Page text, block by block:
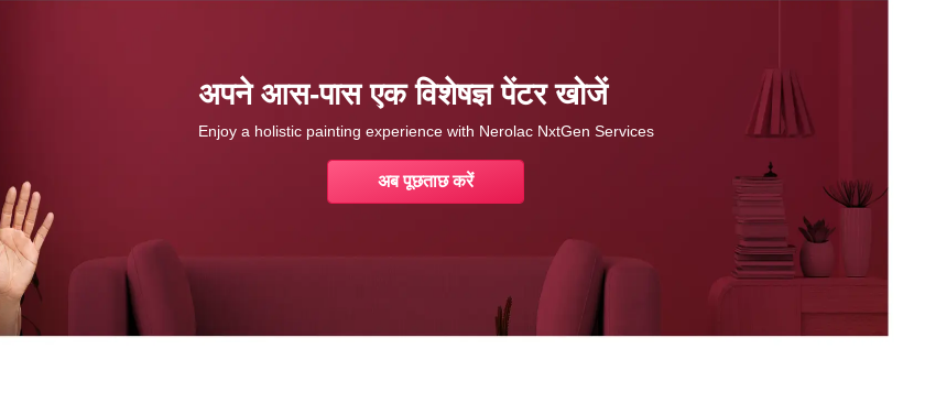
अपने आस-पास एक विशेषज्ञ पेंटर खोजें
Enjoy a holistic painting experience with Nerolac NxtGen Services
अब पूछताछ करें